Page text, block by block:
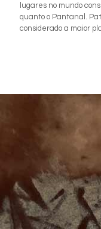
lugares no mundo
quanto o Pantanal.
considerado a maior